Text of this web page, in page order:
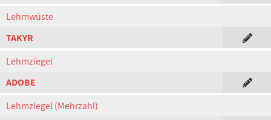
Lehmwüste
TAKYR
Lehmziegel
ADOBE
Lehmziegel (Mehrzahl)